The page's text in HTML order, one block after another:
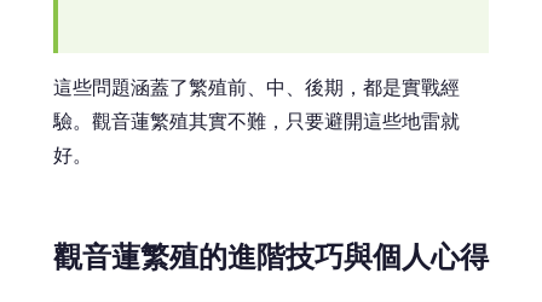
這些問題涵蓋了繁殖前、中、後期，都是實戰經
驗。觀音蓮繁殖其實不難，只要避開這些地雷就
好。
觀音蓮繁殖的進階技巧與個人心得